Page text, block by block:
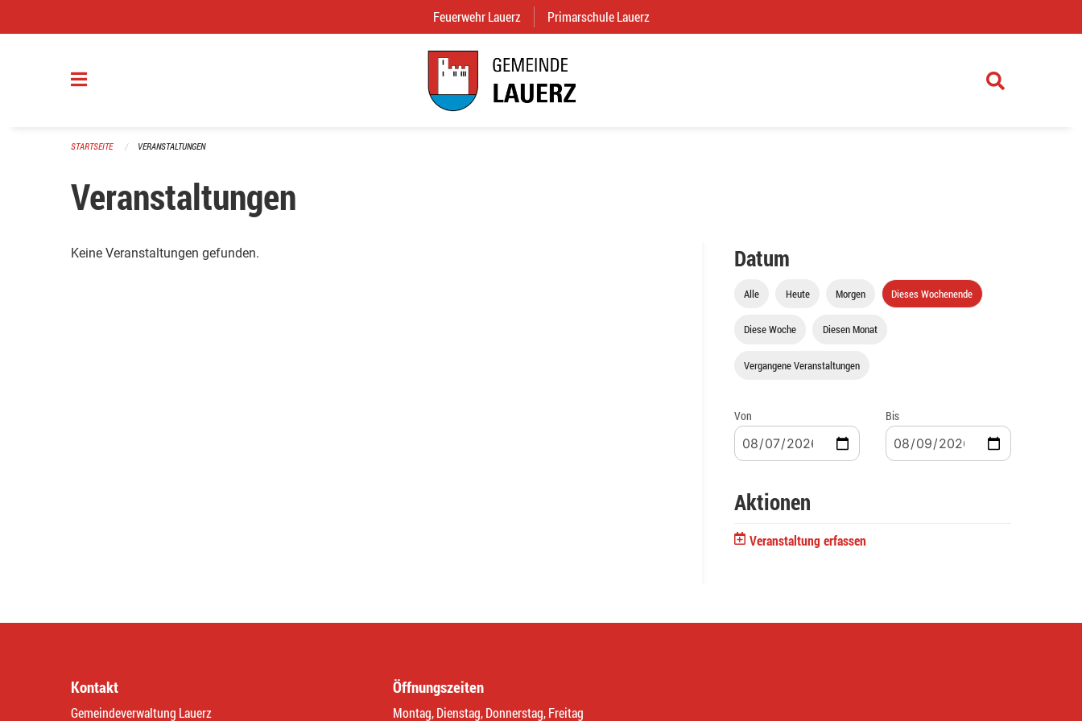
Feuerwehr Lauerz (External Link)
Primarschule Lauerz
STARTSEITE VERANSTALTUNGEN
Veranstaltungen
Keine Veranstaltungen gefunden. Datum
Alle Heute Morgen Dieses Wochenende
Diese Woche Diesen Monat
Vergangene Veranstaltungen
Von Bis
Aktionen
Veranstaltung erfassen
Kontakt
Gemeindeverwaltung Lauerz
Öffnungszeiten
Montag, Dienstag, Donnerstag, Freitag